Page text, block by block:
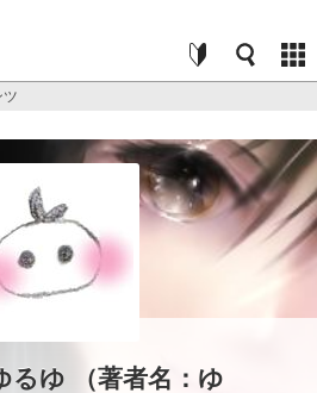
（著者名：ゆ